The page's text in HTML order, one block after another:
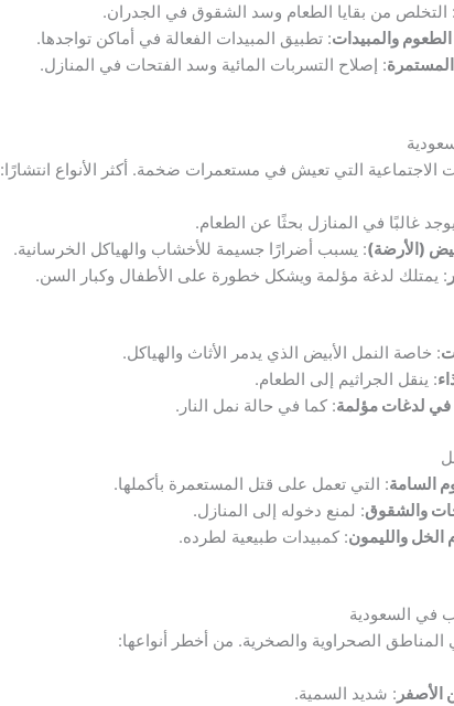
: التخلص من بقايا الطعام وسد الشقوق في الجدران.
والمبيدات: تطبيق المبيدات الفعالة في أماكن تواجدها.
: إصلاح التسربات المائية وسد الفتحات في المنازل.
الاجتماعية التي تعيش في مستعمرات ضخمة. أكثر الأنواع انتشارًا:
غالبًا في المنازل بحثًا عن الطعام.
(الأرضة): يسبب أضرارًا جسيمة للأخشاب والهياكل الخرسانية.
: يمتلك لدغة مؤلمة ويشكل خطورة على الأطفال وكبار السن.
: خاصة النمل الأبيض الذي يدمر الأثاث والهياكل.
: ينقل الجراثيم إلى الطعام.
في لدغات مؤلمة: كما في حالة نمل النار.
السامة: التي تعمل على قتل المستعمرة بأكملها.
والشقوق: لمنع دخوله إلى المنازل.
الخل والليمون: كمبيدات طبيعية لطرده.
في السعودية
المناطق الصحراوية والصخرية. من أخطر أنواعها:
: شديد السمية.